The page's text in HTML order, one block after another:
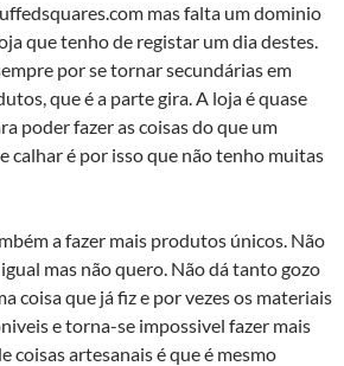
mas falta um dominio
que tenho de registar um dia destes.
por se tornar secundárias em
que é a parte gira. A loja é quase
poder fazer as coisas do que um
calhar é por isso que não tenho muitas
a fazer mais produtos únicos. Não
mas não quero. Não dá tanto gozo
coisa que já fiz e por vezes os materiais
e torna-se impossivel fazer mais
coisas artesanais é que é mesmo